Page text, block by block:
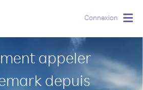
Connexion
appeler
depuis